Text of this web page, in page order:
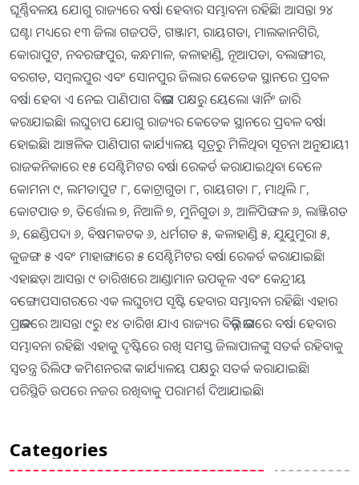
ଘୂର୍ଣ୍ଣିବଳୟ ଯୋଗୁ ରାଜ୍ୟରେ ବର୍ଷା ହେବାର ସମ୍ଭାବନା ରହିଛି। ଆସନ୍ତା ୨୪
ଘଣ୍ଟା ମଧ୍ୟରେ ୧୩ ଜିଲା ଗଜପତି, ଗଞ୍ଜାମ, ରାୟଗଡା, ମାଲକାନଗିରି,
କୋରାପୁଟ, ନବରଙ୍ଗପୁର, କନ୍ଧମାଳ, କଳାହାଣ୍ଡି, ନୂଆପଡା, ବଲାଙ୍ଗୀର,
ବରଗଡ, ସମ୍ବଲପୁର ଏବଂ ସୋନପୁର ଜିଲାର କେତେକ ସ୍ଥାନରେ ପ୍ରବଳ
ବର୍ଷା ହେବ। ଏ ନେଇ ପାଣିପାଗ ବିଭାଗ ପକ୍ଷରୁ ୟେଲୋ ୱାର୍ନିଂ ଜାରି
କରାଯାଇଛି। ଲଘୁଚାପ ଯୋଗୁ ରାଜ୍ୟର କେତେକ ସ୍ଥାନରେ ପ୍ରବଳ ବର୍ଷା
ହୋଇଛି। ଆଞ୍ଚଳିକ ପାଣିପାଗ କାର୍ଯ୍ୟାଳୟ ସୂତ୍ରରୁ ମିଳିଥିବା ସୂଚନା ଅନୁଯାୟୀ
ରାଜକନିକାରେ ୧୫ ସେଣ୍ଟିମିଟର ବର୍ଷା ରେକର୍ଡ କରାଯାଇଥିବା ବେଳେ
କୋମନା ୯, ଲମତାପୁଟ ୮, କୋଟ୍ରାଗୁଡା ୮, ରାୟଗଡା ୮, ମାଥିଲି ୮,
କୋଟପାଡ ୭, ତିର୍ତ୍ତୋଲ ୭, ନିଆଳି ୭, ମୁନିଗୁଡା ୬, ଆଳିପିଙ୍ଗଳ ୬, ଲାଞ୍ଜିଗଡ
୬, ଛେଣ୍ଡିପଦା ୬, ବିଷମକଟକ ୬, ଧର୍ମଗଡ ୫, କଳାହାଣ୍ଡି ୫, ଯୁଯୁମୁରା ୫,
କୁଜଙ୍ଗ ୫ ଏବଂ ମାହାଙ୍ଗାରେ ୫ ସେଣ୍ଟିମିଟର ବର୍ଷା ରେକର୍ଡ କରାଯାଇଛି।
ଏହାଛଡ଼ା ଆସନ୍ତା ୯ ତାରିଖରେ ଆଣ୍ଡାମାନ ଉପକୂଳ ଏବଂ କେନ୍ଦ୍ରୀୟ
ବଙ୍ଗୋପସାଗରରେ ଏକ ଲଘୁଚାପ ସୃଷ୍ଟି ହେବାର ସମ୍ଭାବନା ରହିଛି। ଏହାର
ପ୍ରଭାବରେ ଆସନ୍ତା ୯ରୁ ୧୪ ତାରିଖ ଯାଏ ରାଜ୍ୟର ବିଭିନ୍ନ ଭାଗରେ ବର୍ଷା ହେବାର
ସମ୍ଭାବନା ରହିଛି। ଏହାକୁ ଦୃଷ୍ଟିରେ ରଖି ସମସ୍ତ ଜିଲାପାଳଙ୍କୁ ସତର୍କ ରହିବାକୁ
ସ୍ବତନ୍ତ୍ର ରିଲିଫ କମିଶନରଙ୍କ କାର୍ଯ୍ୟାଳୟ ପକ୍ଷରୁ ସତର୍କ କରାଯାଇଛି।
ପରିସ୍ଥିତି ଉପରେ ନଜର ରଖିବାକୁ ପରାମର୍ଶ ଦିଆଯାଇଛି।
Categories